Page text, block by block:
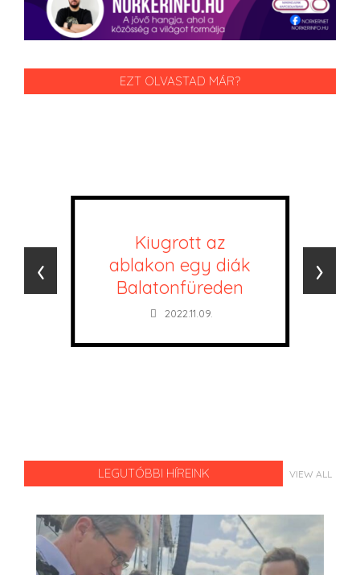
EZT OLVASTAD MÁR?
Kiugrott az
ablakon egy diák
Balatonfüreden
2022.11.09.
‹ ›
LEGUTÓBBI HÍREINK VIEW ALL